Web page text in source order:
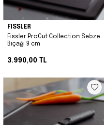
FISSLER
Fissler ProCut Collection Sebze
Bıçağı 9 cm
3.990,00 TL